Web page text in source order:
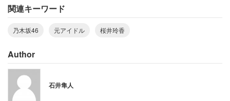
「乃木坂46のように大所帯だと、ハプニングやピリピリム
ードになるときだってあります。そんなときにキャプテン
があたふたしていたらみんなが不安になる。常に笑顔で、
どんな時も穏やかにフラットでいることを意識しました」
「メンバーは思春期の女の子ばかりです。下手に距離を縮
めすぎると逆効果。問題が勃発しても、母親のように見守
関連キーワード
乃木坂46 元アイドル 桜井玲香
Author
石井隼人